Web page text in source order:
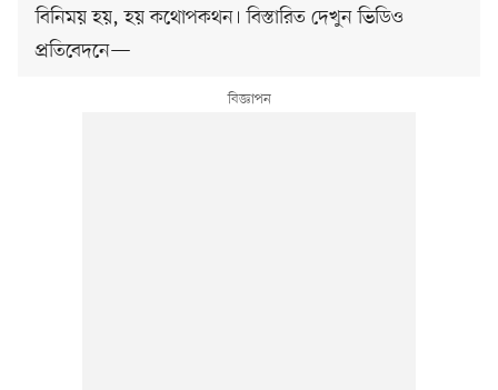
বিনিময় হয়, হয় কথোপকথন। বিস্তারিত দেখুন ভিডিও
প্রতিবেদনে—